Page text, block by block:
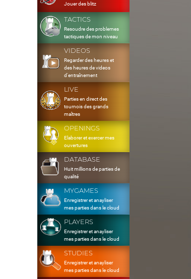
Jouer des blitz
TACTICS
Resoudre des problemes
tactiques de mon niveau
VIDEOS
Regarder des heures et
des heures de videos
d'entraînement
LIVE
Parties en direct des
tournois des grands
maîtres
OPENINGS
Elaborer et exercer mes
ouvertures
DATABASE
Huit millions de parties de
qualité
MYGAMES
Enregistrer et anayliser
mes parties dans le cloud
PLAYERS
Enregistrer et anayliser
mes parties dans le cloud
STUDIES
Enregistrer et anayliser
mes parties dans le cloud